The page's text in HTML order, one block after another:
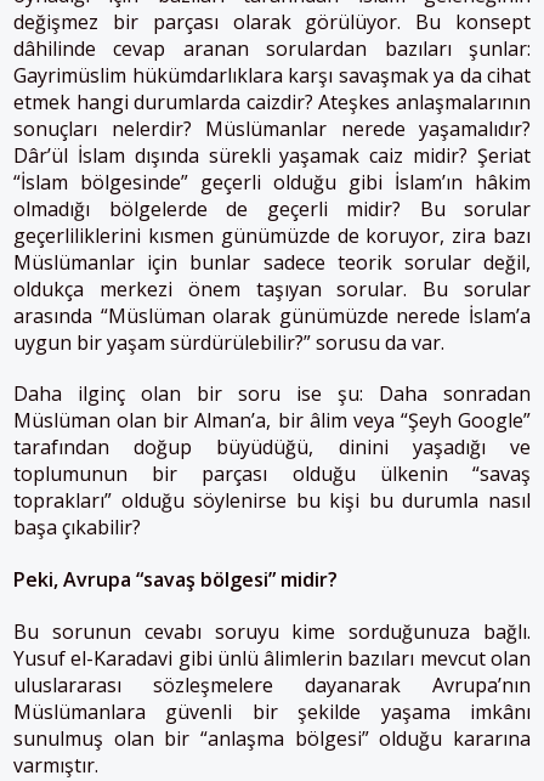
değişmez bir parçası olarak görülüyor. Bu konsept
dâhilinde cevap aranan sorulardan bazıları şunlar:
Gayrimüslim hükümdarlıklara karşı savaşmak ya da cihat
etmek hangi durumlarda caizdir? Ateşkes anlaşmalarının
sonuçları nelerdir? Müslümanlar nerede yaşamalıdır?
Dâr’ül İslam dışında sürekli yaşamak caiz midir? Şeriat
“İslam bölgesinde” geçerli olduğu gibi İslam’ın hâkim
olmadığı bölgelerde de geçerli midir? Bu sorular
geçerliliklerini kısmen günümüzde de koruyor, zira bazı
Müslümanlar için bunlar sadece teorik sorular değil,
oldukça merkezi önem taşıyan sorular. Bu sorular
arasında “Müslüman olarak günümüzde nerede İslam’a
uygun bir yaşam sürdürülebilir?” sorusu da var.
Daha ilginç olan bir soru ise şu: Daha sonradan
Müslüman olan bir Alman’a, bir âlim veya “Şeyh Google”
tarafından doğup büyüdüğü, dinini yaşadığı ve
toplumunun bir parçası olduğu ülkenin “savaş
toprakları” olduğu söylenirse bu kişi bu durumla nasıl
başa çıkabilir?
Peki, Avrupa “savaş bölgesi” midir?
Bu sorunun cevabı soruyu kime sorduğunuza bağlı.
Yusuf el-Karadavi gibi ünlü âlimlerin bazıları mevcut olan
uluslararası sözleşmelere dayanarak Avrupa’nın
Müslümanlara güvenli bir şekilde yaşama imkânı
sunulmuş olan bir “anlaşma bölgesi” olduğu kararına
varmıştır.